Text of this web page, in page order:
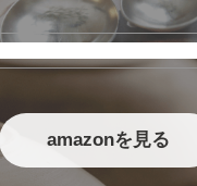
amazonを見る